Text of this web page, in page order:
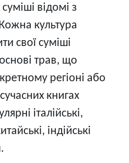
відомі з
культура
свої суміші
трав, що
регіоні або
книгах
італійські,
індійські